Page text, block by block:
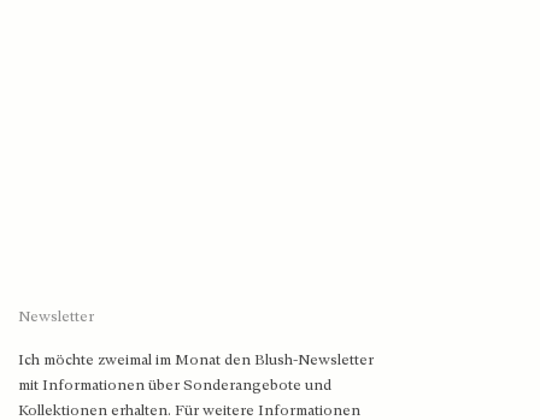
Newsletter
Ich möchte zweimal im Monat den Blush-Newsletter
mit Informationen über Sonderangebote und
Kollektionen erhalten. Für weitere Informationen